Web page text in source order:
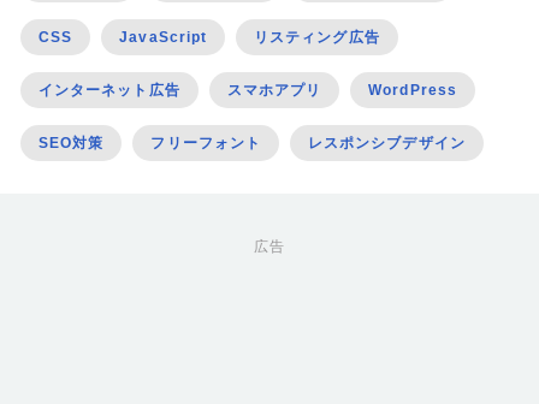
CSS JavaScript リスティング広告
インターネット広告 スマホアプリ WordPress
SEO対策 フリーフォント レスポンシブデザイン
広告